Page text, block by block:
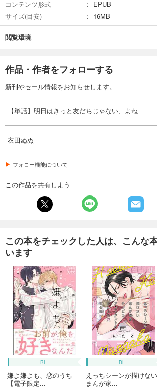
コンテンツ形式
EPUB
サイズ(目安)
16MB
閲覧環境
作品・作者をフォローする
新刊やセール情報をお知らせします。
【単話】明日はきっと友だちじゃない、よね
衣田ぬぬ
フォロー機能について
この作品を共有しよう
この本をチェックした人は、こんな
います
BL
嫌よ嫌よも、恋のうち
【電子限定...
BL
えっちシーンが描けない
まんが家...